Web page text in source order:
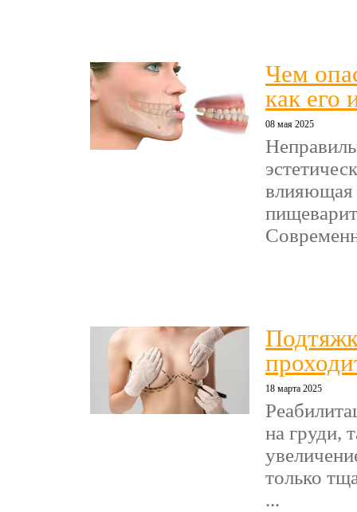
Чем
как его
08 мая 2025
влияющая
18 марта 2025
на груди,
только
...